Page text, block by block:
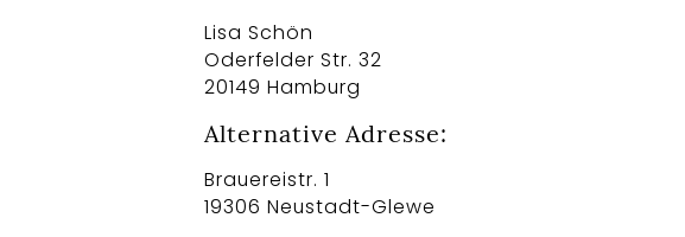
Lisa Schön
Oderfelder Str. 32
20149 Hamburg
Alternative Adresse:
Brauereistr. 1
19306 Neustadt-Glewe